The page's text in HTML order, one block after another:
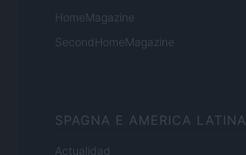
HomeMagazine
SecondHomeMagazine
SPAGNA E AMERICA LATINA
Actualidad